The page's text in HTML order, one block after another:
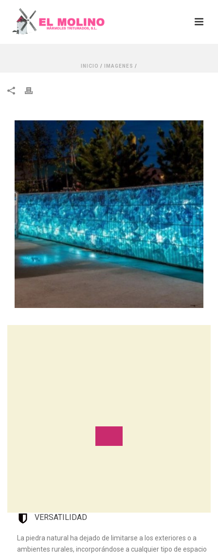
INICIO / IMAGENES /
VERSATILIDAD
La piedra natural ha dejado de limitarse a los exteriores o a
ambientes rurales, incorporándose a cualquier tipo de espacio